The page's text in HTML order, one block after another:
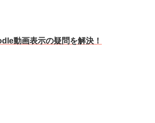
動画表示の疑問を解決！